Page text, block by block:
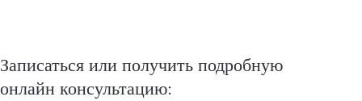
Записаться или получить подробную
онлайн консультацию: